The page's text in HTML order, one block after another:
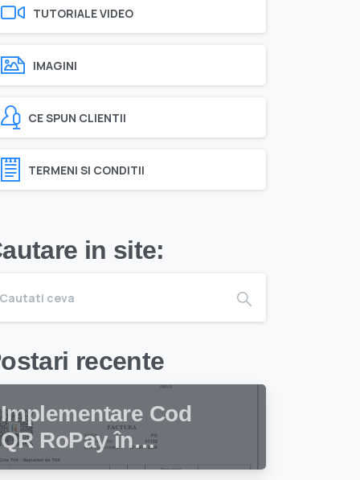
TUTORIALE VIDEO
IMAGINI
CE SPUN CLIENTII
TERMENI SI CONDITII
in site:
recente
Implementare Cod
QR RoPay în
programul de